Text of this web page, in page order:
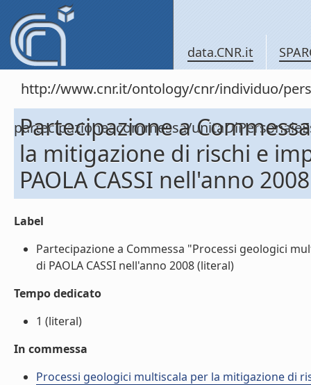
data.CNR.it
http://www.cnr.it/ontology/cnr/individuo/
partecipazioneacommessa/
Partecipazione a
la mitigazione di rischi e
PAOLA CASSI nell'anno 2008
Label
Partecipazione a Commessa "Processi geologici
di PAOLA CASSI nell'anno 2008 (literal)
Tempo dedicato
1 (literal)
In commessa
Processi geologici multiscala per la mitigazione di